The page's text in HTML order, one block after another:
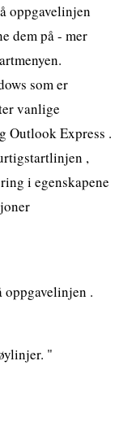
oppgavelinjen
dem på - mer
som er
vanlige
Outlook Express .
,
i egenskapene
oppgavelinjen .
"